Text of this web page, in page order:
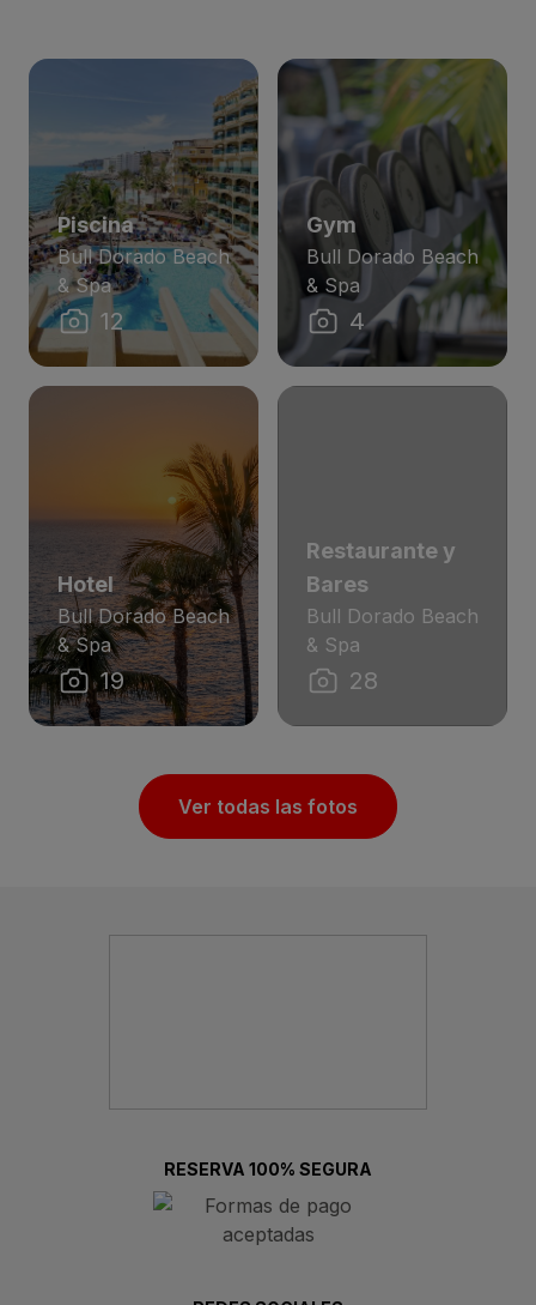
Piscina
Bull Dorado Beach
& Spa
12
Gym
Bull Dorado Beach
& Spa
4
Hotel
Bull Dorado Beach
& Spa
19
Restaurante y
Bares
Bull Dorado Beach
& Spa
28
Ver todas las fotos
RESERVA 100% SEGURA